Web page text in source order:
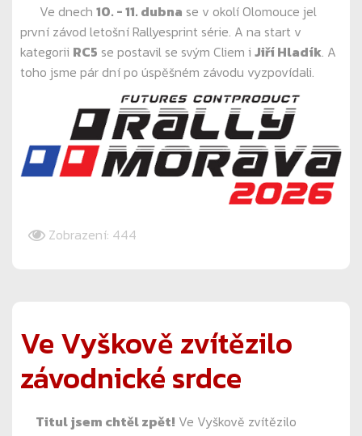
Ve dnech 10. - 11. dubna se v okolí Olomouce jel
první závod letošní Rallyesprint série. A na start v
kategorii RC5 se postavil se svým Cliem i Jiří Hladík. A
toho jsme pár dní po úspěšném závodu vyzpovídali.
Zobrazení: 444
Ve Vyškově zvítězilo
závodnické srdce
Titul jsem chtěl zpět! Ve Vyškově zvítězilo